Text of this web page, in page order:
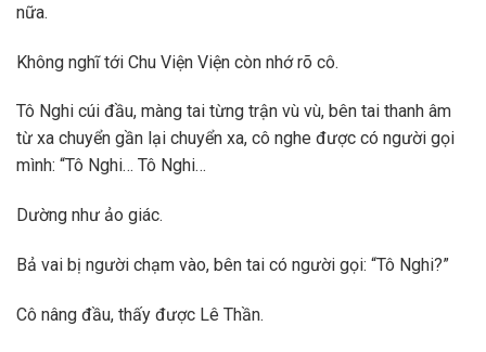
nữa.
Không nghĩ tới Chu Viện Viện còn nhớ rõ cô.
Tô Nghi cúi đầu, màng tai từng trận vù vù, bên tai thanh âm
từ xa chuyển gần lại chuyển xa, cô nghe được có người gọi
mình: “Tô Nghi… Tô Nghi…
Dường như ảo giác.
Bả vai bị người chạm vào, bên tai có người gọi: “Tô Nghi?”
Cô nâng đầu, thấy được Lê Thần.